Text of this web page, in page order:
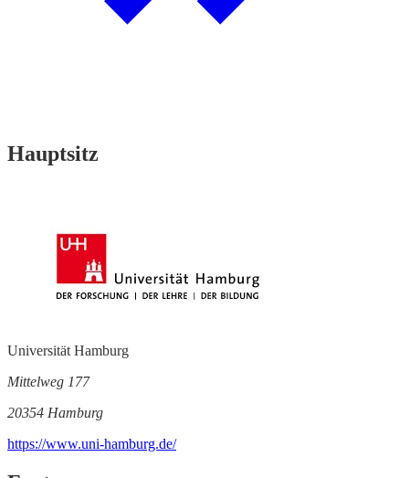
Hauptsitz
Universität Hamburg
Mittelweg 177
20354 Hamburg
https://www.uni-hamburg.de/